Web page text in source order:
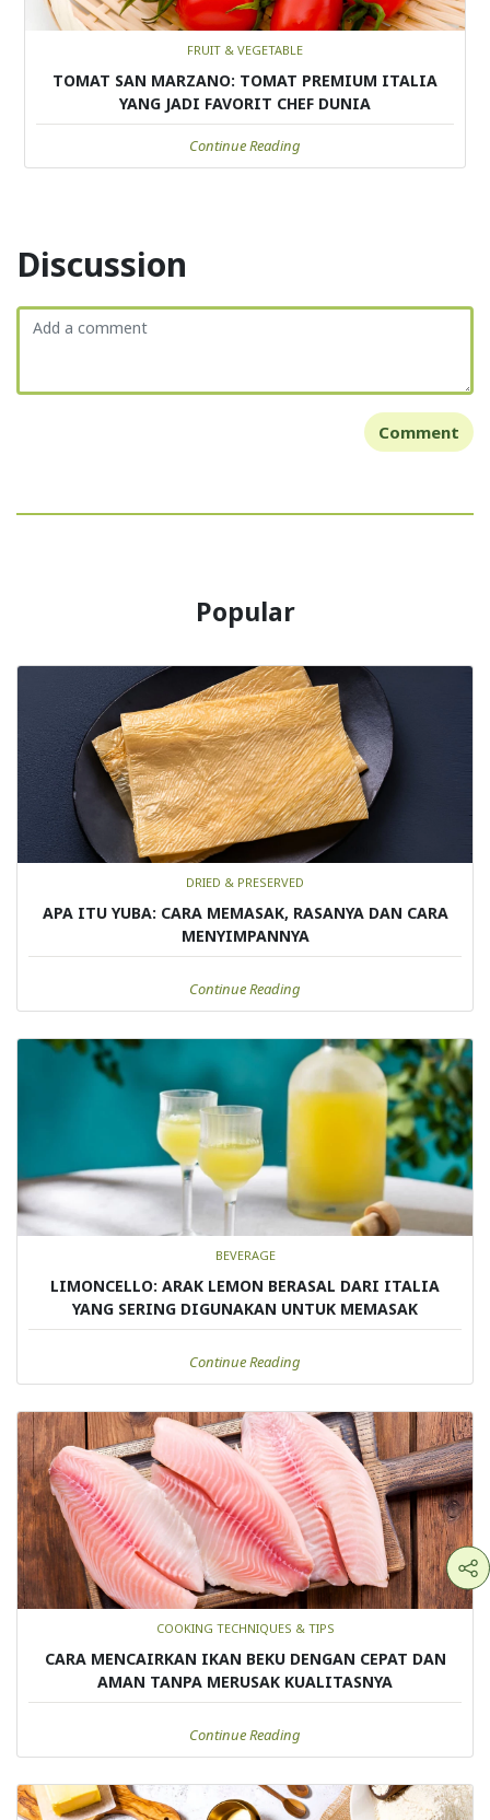
FRUIT & VEGETABLE
TOMAT SAN MARZANO: TOMAT PREMIUM ITALIA
YANG JADI FAVORIT CHEF DUNIA
Continue Reading
Discussion
Comment
Popular
DRIED & PRESERVED
APA ITU YUBA: CARA MEMASAK, RASANYA DAN CARA
MENYIMPANNYA
Continue Reading
BEVERAGE
LIMONCELLO: ARAK LEMON BERASAL DARI ITALIA
YANG SERING DIGUNAKAN UNTUK MEMASAK
Continue Reading
COOKING TECHNIQUES & TIPS
CARA MENCAIRKAN IKAN BEKU DENGAN CEPAT DAN
AMAN TANPA MERUSAK KUALITASNYA
Continue Reading